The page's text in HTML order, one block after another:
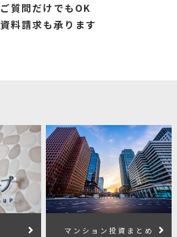
ご質問だけでもOK
資料請求も承ります
マンション投資まとめ